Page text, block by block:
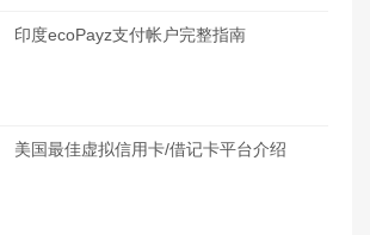
印度ecoPayz支付帐户完整指南
美国最佳虚拟信用卡/借记卡平台介绍